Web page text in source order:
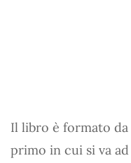
Il libro è formato
primo in cui si va ad